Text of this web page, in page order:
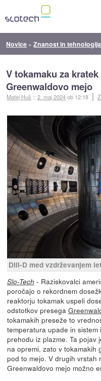
Novice »Znanost in tehnologija
V tokamaku za
Greenwaldovo mejo
Matej Huš ::2. maj 2024ob 12:18
DIII-D med vzdrževanjem
Slo-Tech - Raziskovalci
poročajo o rekordnem
reaktorju tokamak uspeli
odstotkov presega
tokamakih preseže to
temperatura upade in
prehodu iz plazme. Ta pojav
na opremi, zato v tokamakih
pod to mejo. V drugih vrstah
Greenwaldovo mejo možno